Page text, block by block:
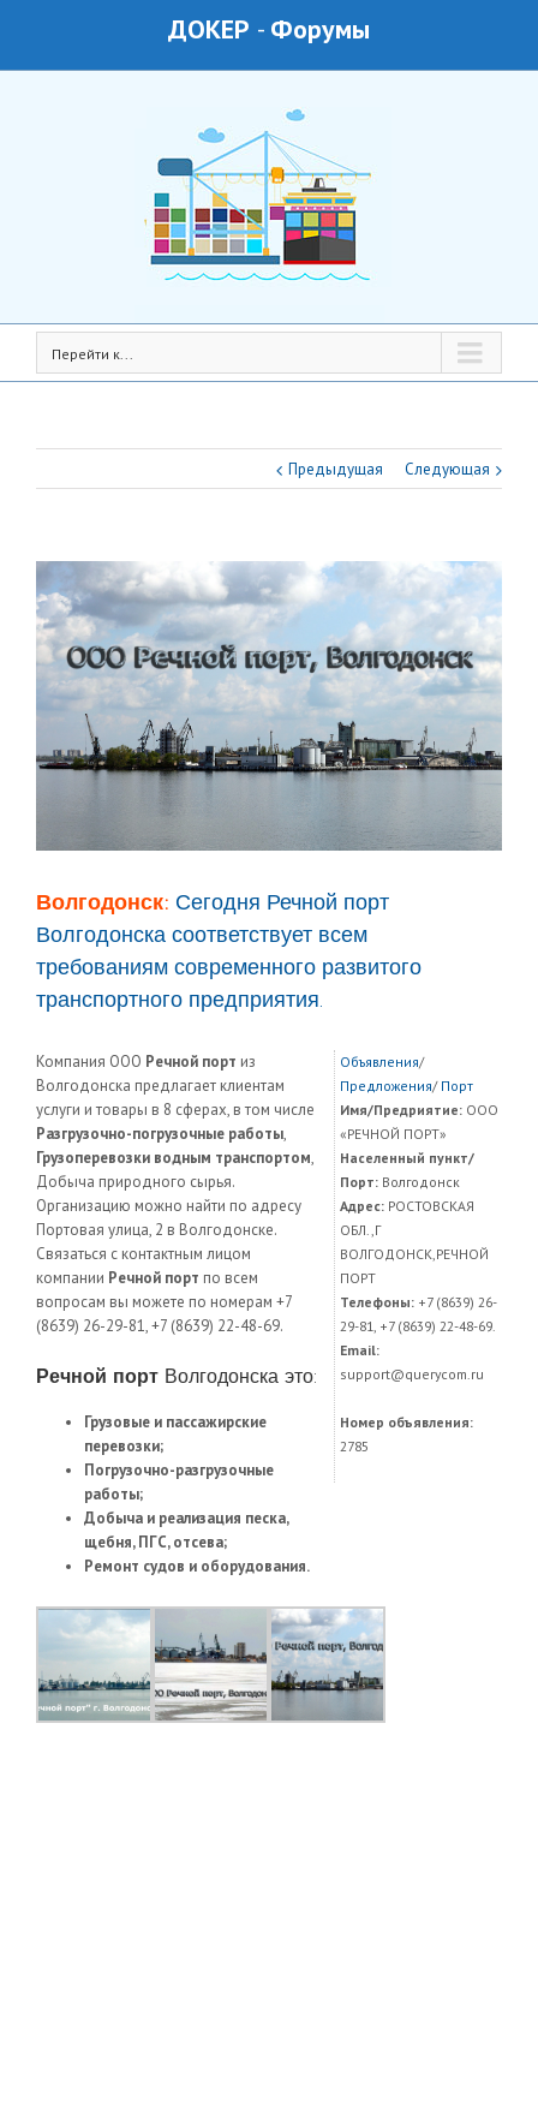
ДОКЕР - Форумы
Перейти к...
Предыдущая Следующая
Волгодонск: Сегодня Речной порт
Волгодонска соответствует всем
требованиям современного развитого
транспортного предприятия.
Компания ООО Речной порт из
Волгодонска предлагает клиентам
услуги и товары в 8 сферах, в том числе
Разгрузочно-погрузочные работы,
Грузоперевозки водным транспортом,
Добыча природного сырья.
Организацию можно найти по адресу
Портовая улица, 2 в Волгодонске.
Связаться с контактным лицом
компании Речной порт по всем
вопросам вы можете по номерам +7
(8639) 26-29-81, +7 (8639) 22-48-69.
Речной порт Волгодонска это:
Грузовые и пассажирские
перевозки;
Погрузочно-разгрузочные
работы;
Добыча и реализация песка,
щебня, ПГС, отсева;
Ремонт судов и оборудования.
Объявления/
Предложения/ Порт
Имя/Предриятие:ООО
«РЕЧНОЙ ПОРТ»
Населенный пункт/
Порт:Волгодонск
Адрес:РОСТОВСКАЯ
ОБЛ.,Г
ВОЛГОДОНСК,РЕЧНОЙ
ПОРТ
Телефоны:+7 (8639) 26-
29-81, +7 (8639) 22-48-69.
Email:
support@querycom.ru
Номер объявления:
2785